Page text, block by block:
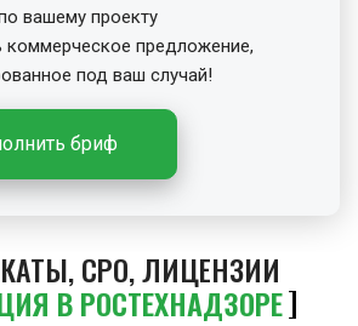
вашему проекту
коммерческое предложение,
под ваш случай!
бриф
СРО, ЛИЦЕНЗИИ
В РОСТЕХНАДЗОРЕ